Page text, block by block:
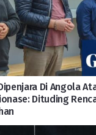
Di Angola
Dituding